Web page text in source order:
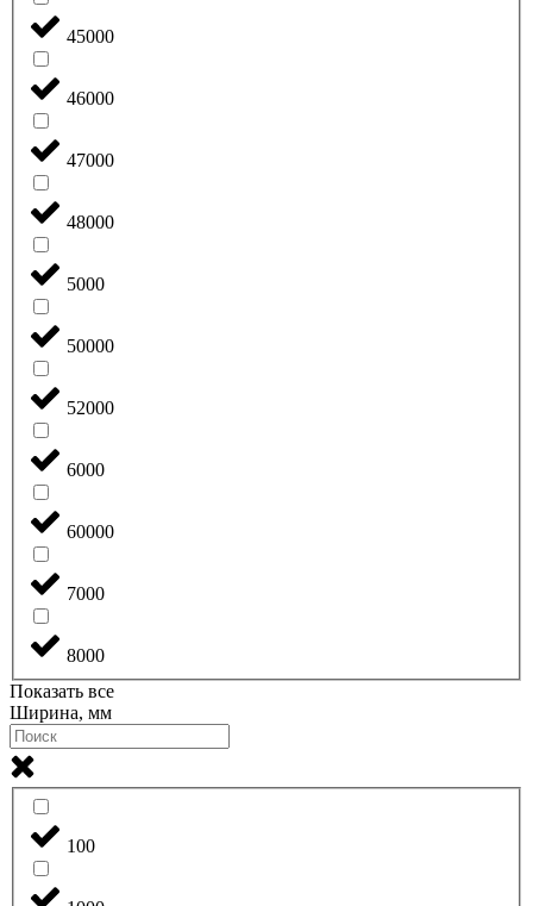
45000
46000
47000
48000
5000
50000
52000
6000
60000
7000
8000
Показать все
Ширина, мм
100